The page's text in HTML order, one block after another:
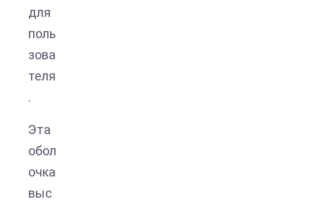
для
поль
зова
теля
.
Эта
обол
очка
выс